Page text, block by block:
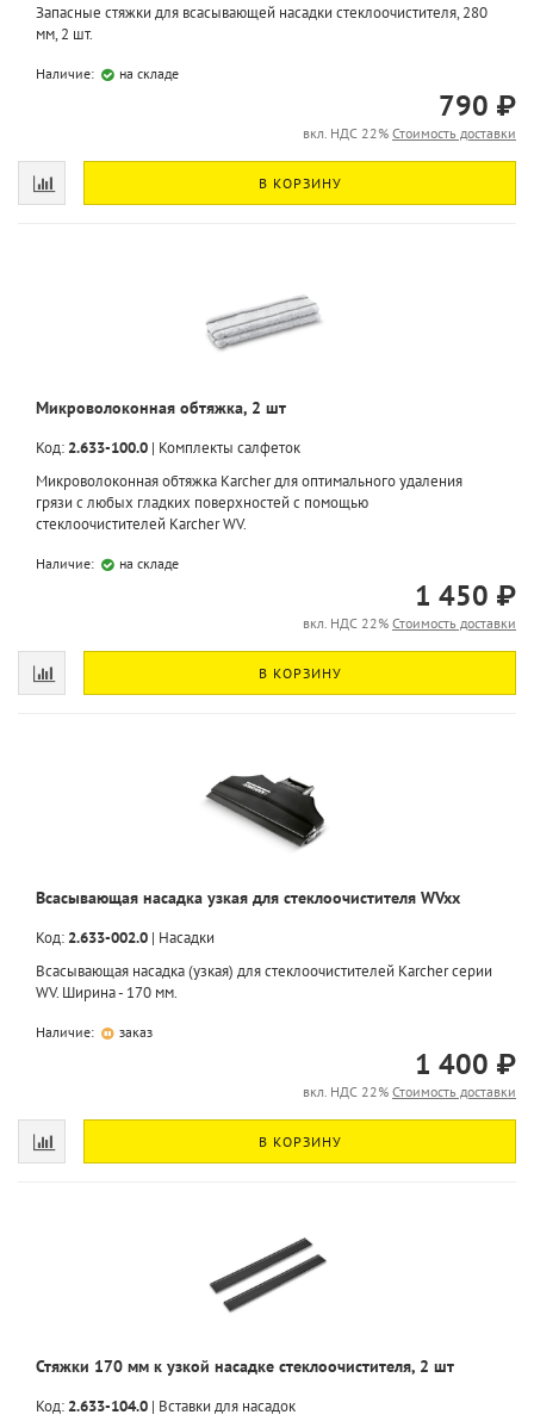
Запасные стяжки для всасывающей насадки стеклоочистителя, 280
мм, 2 шт.
Наличие: на складе
790 ₽
вкл. НДС 22% Стоимость доставки
В КОРЗИНУ
Микроволоконная обтяжка, 2 шт
Код: 2.633-100.0 | Комплекты салфеток
Микроволоконная обтяжка Karcher для оптимального удаления
грязи с любых гладких поверхностей с помощью
стеклоочистителей Karcher WV.
Наличие: на складе
1 450 ₽
вкл. НДС 22% Стоимость доставки
В КОРЗИНУ
Всасывающая насадка узкая для стеклоочистителя WVxx
Код: 2.633-002.0 | Насадки
Всасывающая насадка (узкая) для стеклоочистителей Karcher серии
WV. Ширина - 170 мм.
Наличие: заказ
1 400 ₽
вкл. НДС 22% Стоимость доставки
В КОРЗИНУ
Стяжки 170 мм к узкой насадке стеклоочистителя, 2 шт
Код: 2.633-104.0 | Вставки для насадок